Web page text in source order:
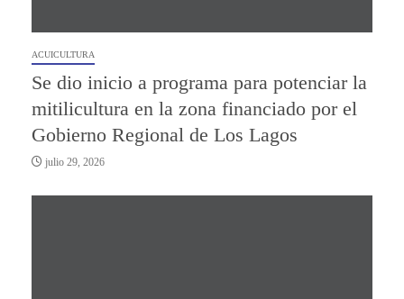
ACUICULTURA
Se dio inicio a programa para potenciar la
mitilicultura en la zona financiado por el
Gobierno Regional de Los Lagos
julio 29, 2026